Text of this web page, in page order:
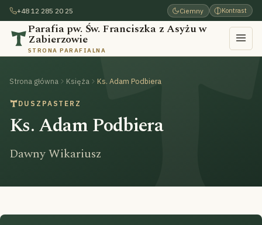
+48 12 285 20 25 Ciemny Kontrast
Parafia pw. Św. Franciszka z Asyżu w
Zabierzowie
STRONA PARAFIALNA
Strona główna Księża Ks. Adam Podbiera
DUSZPASTERZ
Ks. Adam Podbiera
Dawny Wikariusz